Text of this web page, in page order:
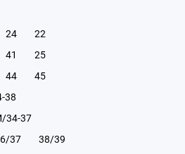
24
22
41
25
44
45
38
34-37
37
38/39